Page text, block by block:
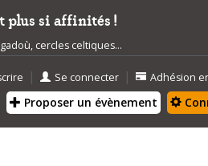
plus si affinités !
cercles celtiques...
| Se connecter | Adhésion
Proposer un évènement